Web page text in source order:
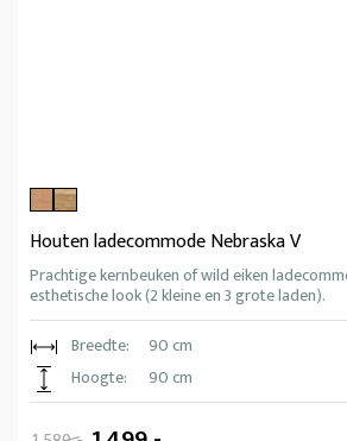
Houten ladecommode Nebraska V
Prachtige kernbeuken of wild eiken
esthetische look (2 kleine en 3 grote laden).
Breedte:
90 cm
Hoogte:
90 cm